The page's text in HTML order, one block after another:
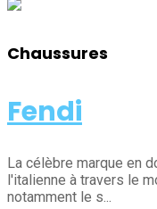
Chaussures
Fendi
La célèbre marque en
l'italienne à travers le
notamment le s...